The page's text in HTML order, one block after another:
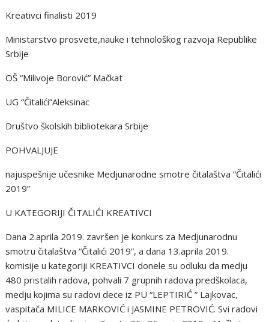
Kreativci finalisti 2019
Ministarstvo prosvete,nauke i tehnološkog razvoja Republike
Srbije
OŠ “Milivoje Borović” Mačkat
UG “Čitalići”Aleksinac
Društvo školskih bibliotekara Srbije
POHVALJUJE
najuspešnije učesnike Medjunarodne smotre čitalaštva “Čitalići
2019”
U KATEGORIJI ČITALIĆI KREATIVCI
Dana 2.aprila 2019. završen je konkurs za Medjunarodnu
smotru čitalaštva “Čitalići 2019”, a dana 13.aprila 2019.
komisije u kategoriji KREATIVCI donele su odluku da medju
480 pristalih radova, pohvali 7 grupnih radova predškolaca,
medju kojima su radovi dece iz PU “LEPTIRIĆ ” Lajkovac,
vaspitača MILICE MARKOVIĆ i JASMINE PETROVIĆ. Svi radovi